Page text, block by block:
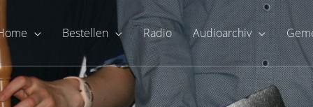
Bestellen Radio Audioarchiv